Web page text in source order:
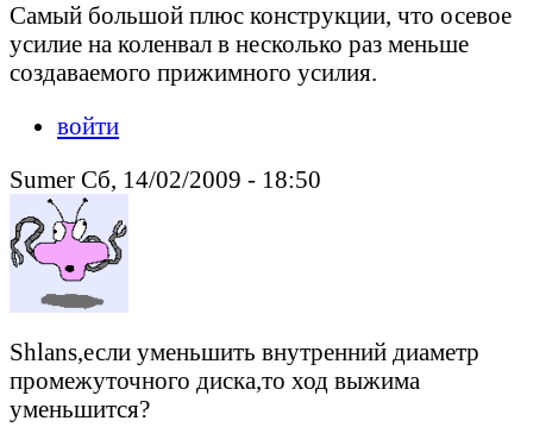
Самый большой плюс конструкции, что осевое
усилие на коленвал в несколько раз меньше
создаваемого прижимного усилия.
войти
Sumer Сб, 14/02/2009 - 18:50
Shlans,если уменьшить внутренний диаметр
промежуточного диска,то ход выжима
уменьшится?